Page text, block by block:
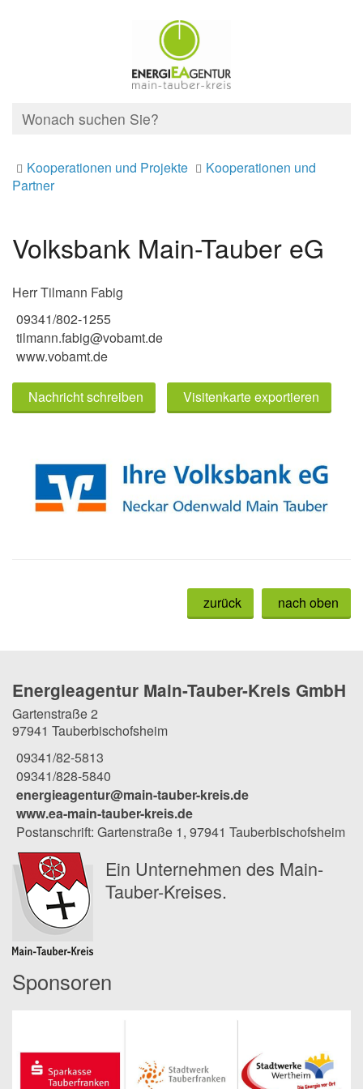
Kooperationen und Projekte
Kooperationen und
Partner
Volksbank Main-Tauber eG
Herr Tilmann Fabig
09341/802-1255
tilmann.fabig@vobamt.de
www.vobamt.de
Nachricht schreiben Visitenkarte exportieren
nach oben
zurück
Energieagentur Main-Tauber-Kreis GmbH
Gartenstraße 2
97941 Tauberbischofsheim
09341/82-5813
09341/828-5840
energieagentur@main-tauber-kreis.de
www.ea-main-tauber-kreis.de
Postanschrift: Gartenstraße 1, 97941 Tauberbischofsheim
Ein Unternehmen des Main-
Tauber-Kreises.
Sponsoren